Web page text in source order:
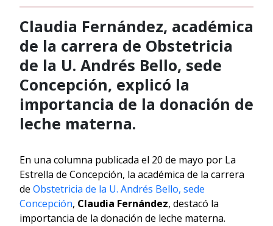
Claudia Fernández, académica
de la carrera de Obstetricia
de la U. Andrés Bello, sede
Concepción, explicó la
importancia de la donación de
leche materna.
En una columna publicada el 20 de mayo por La
Estrella de Concepción, la académica de la carrera
de Obstetricia de la U. Andrés Bello, sede
Concepción, Claudia Fernández, destacó la
importancia de la donación de leche materna.